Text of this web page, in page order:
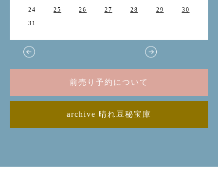
24
25 26 27 28 29
30
31
前売り予約について
archive 晴れ豆秘宝庫